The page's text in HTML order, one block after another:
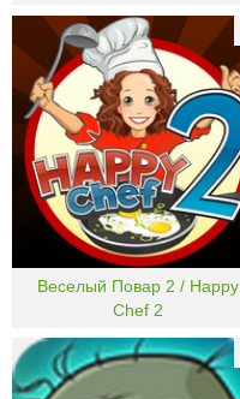
Веселый Повар 2 / Happy
Chef 2